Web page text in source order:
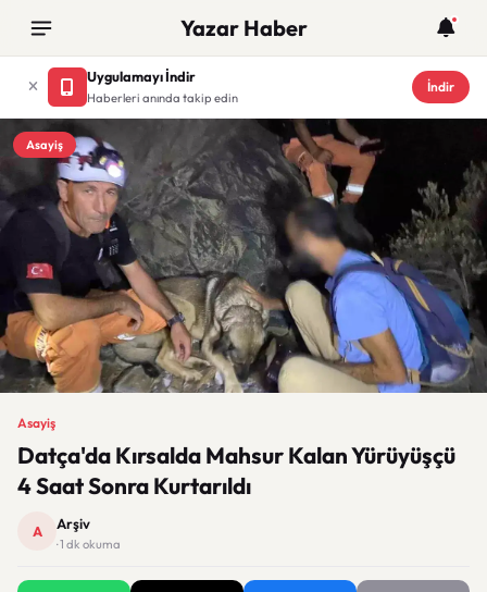
Yazar Haber
Uygulamayı İndir
Haberleri anında takip edin
İndir
Asayiş
Asayiş
Datça'da Kırsalda Mahsur Kalan Yürüyüşçü
4 Saat Sonra Kurtarıldı
A Arşiv
· 1 dk okuma